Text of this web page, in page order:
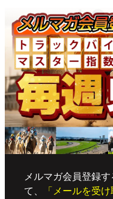
メルマガ会員登録
て、
「メールを受け